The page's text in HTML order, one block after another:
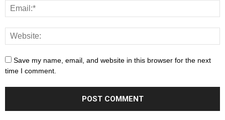
Save my name, email, and website in this browser for the next
time I comment.